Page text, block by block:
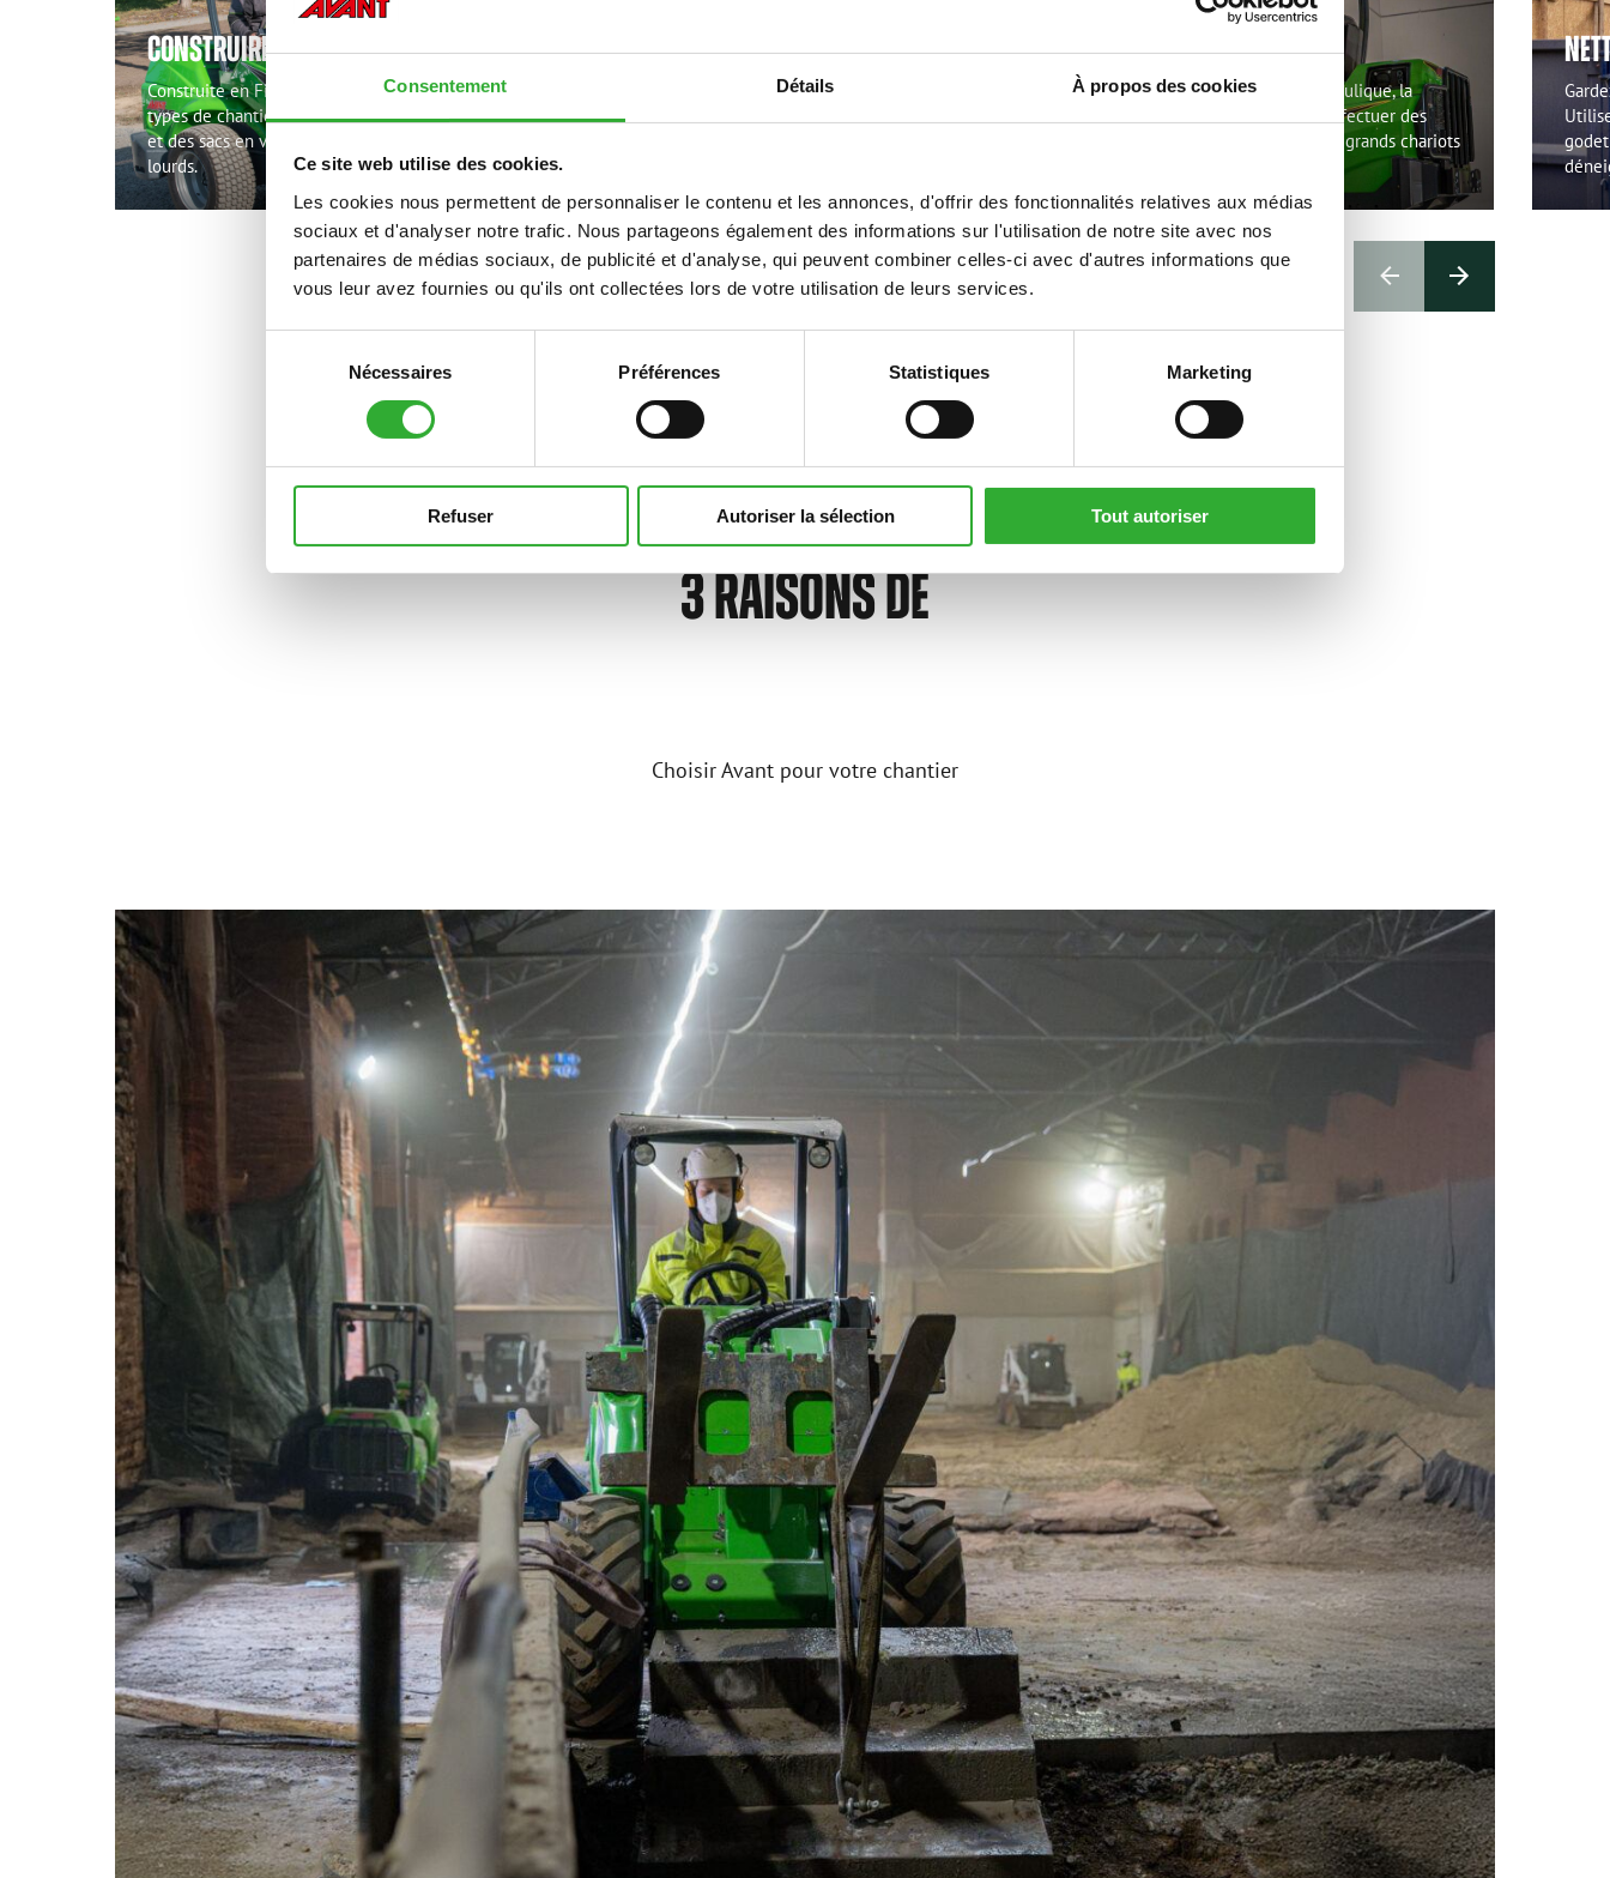
Consentement Détails À propos des cookies
Ce site web utilise des cookies.
Les cookies nous permettent de personnaliser le contenu et les annonces, d'offrir des fonctionnalités relatives aux médias
sociaux et d'analyser notre trafic. Nous partageons également des informations sur l'utilisation de notre site avec nos
partenaires de médias sociaux, de publicité et d'analyse, qui peuvent combiner celles-ci avec d'autres informations que
vous leur avez fournies ou qu'ils ont collectées lors de votre utilisation de leurs services.
consentement
Nécessaires Préférences Statistiques Marketing
Refuser Autoriser la sélection Tout autoriser
CONSTRUIRE
Construite en Finlande, la machine Avant est un atout de confiance sur tous les
types de chantiers. Elle est idéale pour transporter des matériaux, des palettes
et des sacs en vrac jusqu’à la zone de travail et pour décharger des articles
lourds.
DÉMOLIR
Équipée d’un godet, d’un grattoir à disque ou d’un marteau hydraulique, la
machine Avant peut accéder aux espaces intérieurs étroits et effectuer des
tâches de démolition et de creuse qui sont impossibles pour les grands chariots
3 RAISONS DE
Choisir Avant pour votre chantier